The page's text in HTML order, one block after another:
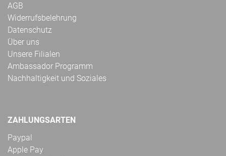
AGB
Widerrufsbelehrung
Datenschutz
Über uns
Unsere Filialen
Ambassador Programm
Nachhaltigkeit und Soziales
ZAHLUNGSARTEN
Paypal
Apple Pay